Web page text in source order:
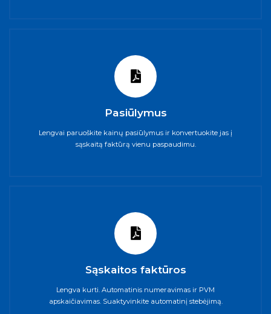
Pasiūlymus
Lengvai paruoškite kainų pasiūlymus ir konvertuokite jas į
sąskaitą faktūrą vienu paspaudimu.
Sąskaitos faktūros
Lengva kurti. Automatinis numeravimas ir PVM
apskaičiavimas. Suaktyvinkite automatinį stebėjimą.